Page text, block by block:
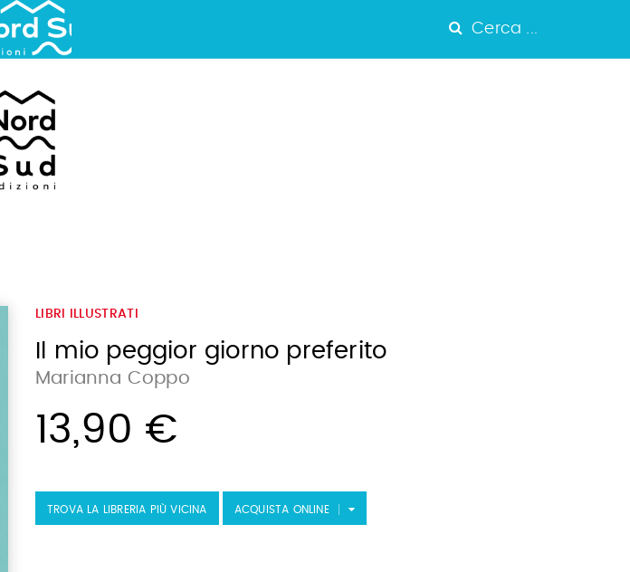
Cerca ...
LIBRI ILLUSTRATI
Il mio peggior giorno preferito
Marianna Coppo
13,90 €
TROVA LA LIBRERIA PIÙ VICINA ACQUISTA ONLINE